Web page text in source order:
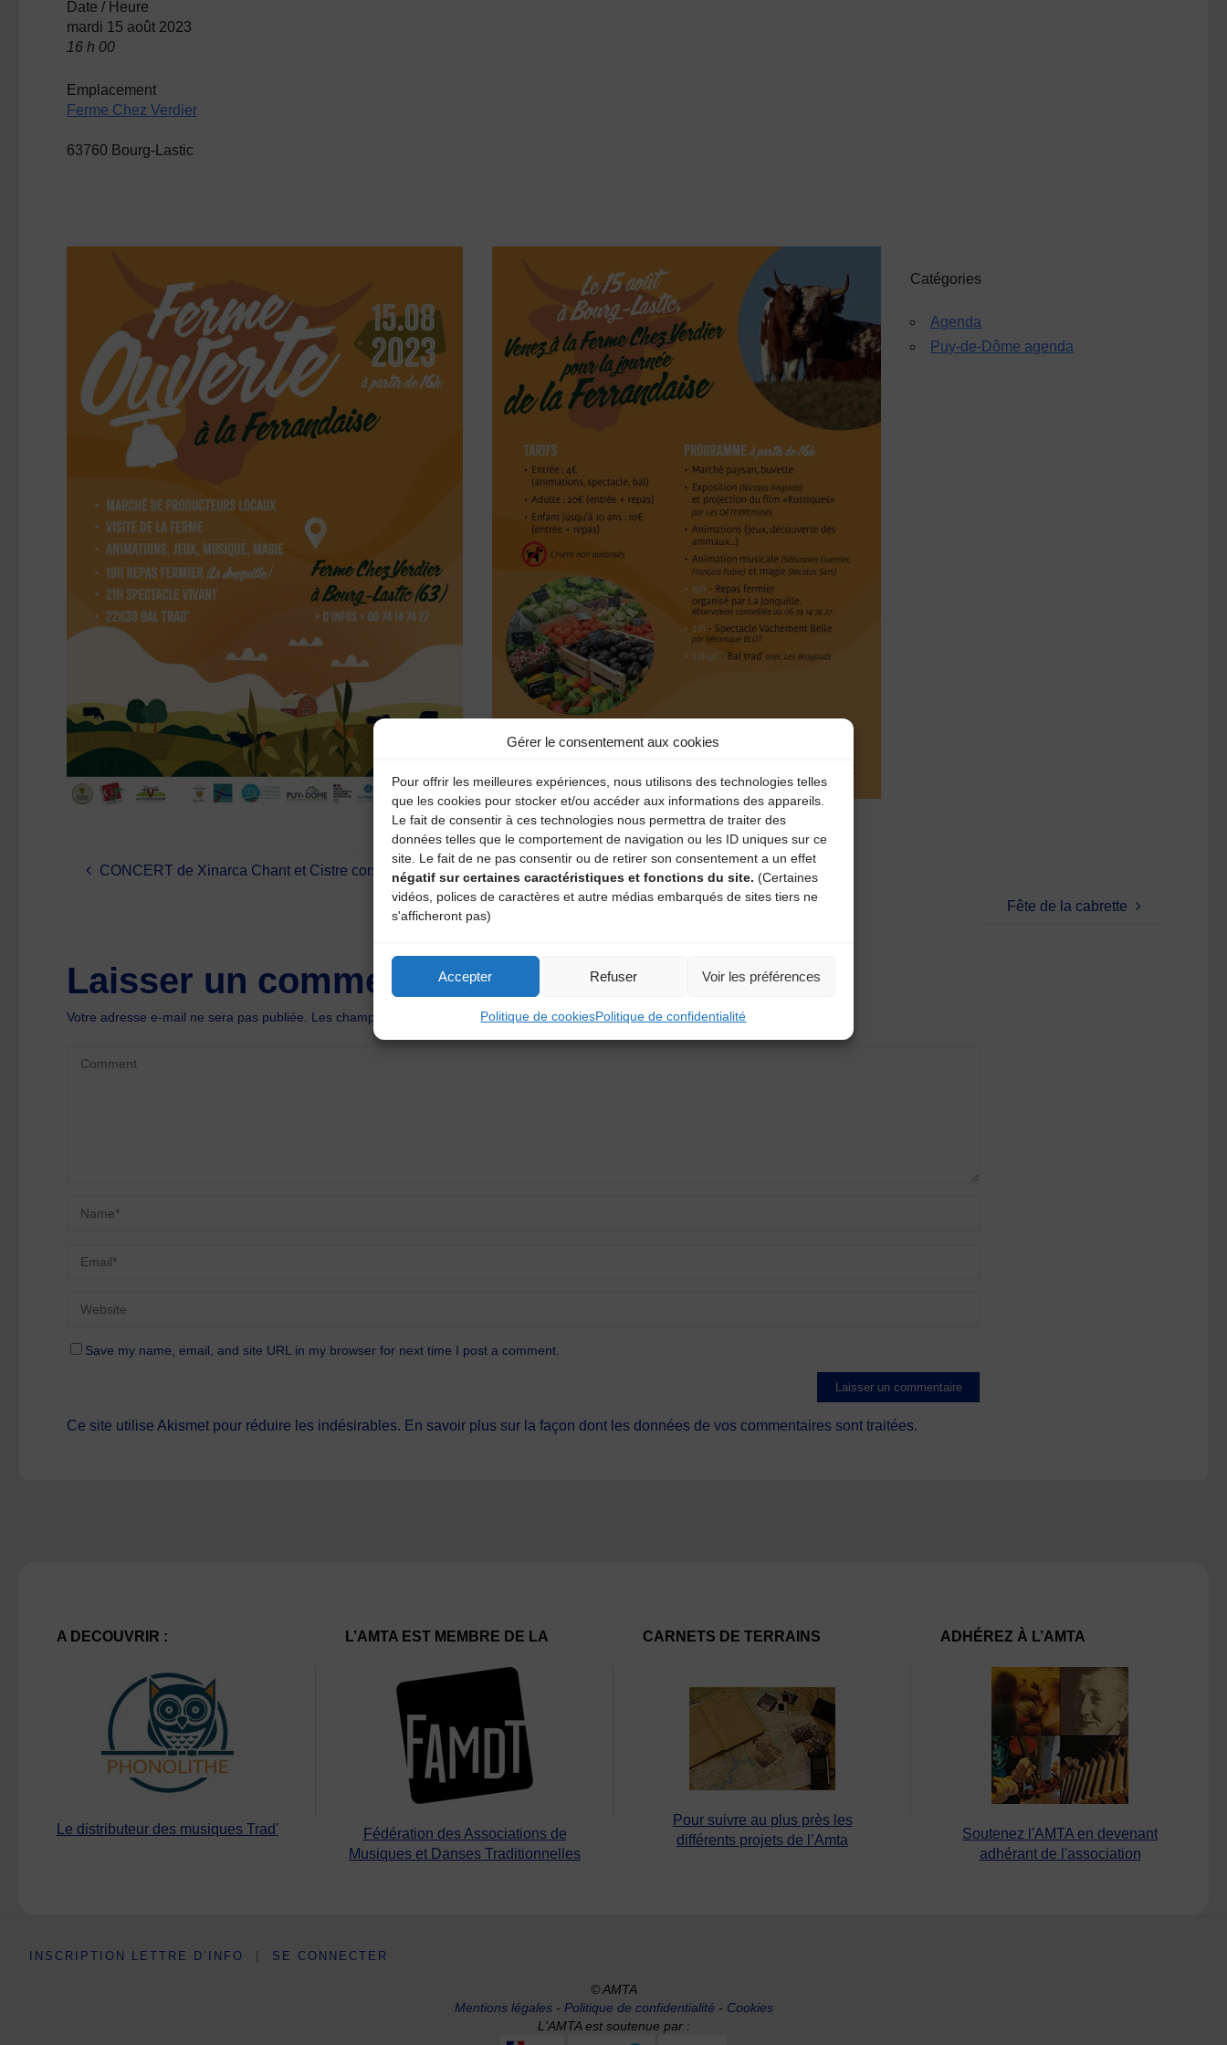
Gérer le consentement aux cookies
Pour offrir les meilleures expériences, nous utilisons des technologies telles
que les cookies pour stocker et/ou accéder aux informations des appareils.
Le fait de consentir à ces technologies nous permettra de traiter des
données telles que le comportement de navigation ou les ID uniques sur ce
site. Le fait de ne pas consentir ou de retirer son consentement a un effet
négatif sur certaines caractéristiques et fonctions du site. (Certaines
vidéos, polices de caractères et autre médias embarqués de sites tiers ne
s'afficheront pas)
Accepter Refuser Voir les préférences
Politique de cookiesPolitique de confidentialité
Date / Heure
mardi 15 août 2023
16 h 00
Emplacement
Ferme Chez Verdier
63760 Bourg-Lastic
Catégories
Agenda
Puy-de-Dôme agenda
CONCERT de Xinarca Chant et Cistre corses
Fête de la cabrette
Laisser un commentaire
Votre adresse e-mail ne sera pas publiée. Les champs obligatoires sont indiqués avec*
Save my name, email, and site URL in my browser for next time I post a comment.
Ce site utilise Akismet pour réduire les indésirables. En savoir plus sur la façon dont les données de vos commentaires sont traitées.
A DECOUVRIR :
Le distributeur des musiques Trad'
L’AMTA EST MEMBRE DE LA
Fédération des Associations de
Musiques et Danses Traditionnelles
CARNETS DE TERRAINS
Pour suivre au plus près les
différents projets de l’Amta
ADHÉREZ À L’AMTA
Soutenez l'AMTA en devenant
adhérant de l'association
INSCRIPTION LETTRE D’INFO | SE CONNECTER
© AMTA
Mentions légales- Politique de confidentialité - Cookies
L'AMTA est soutenue par :